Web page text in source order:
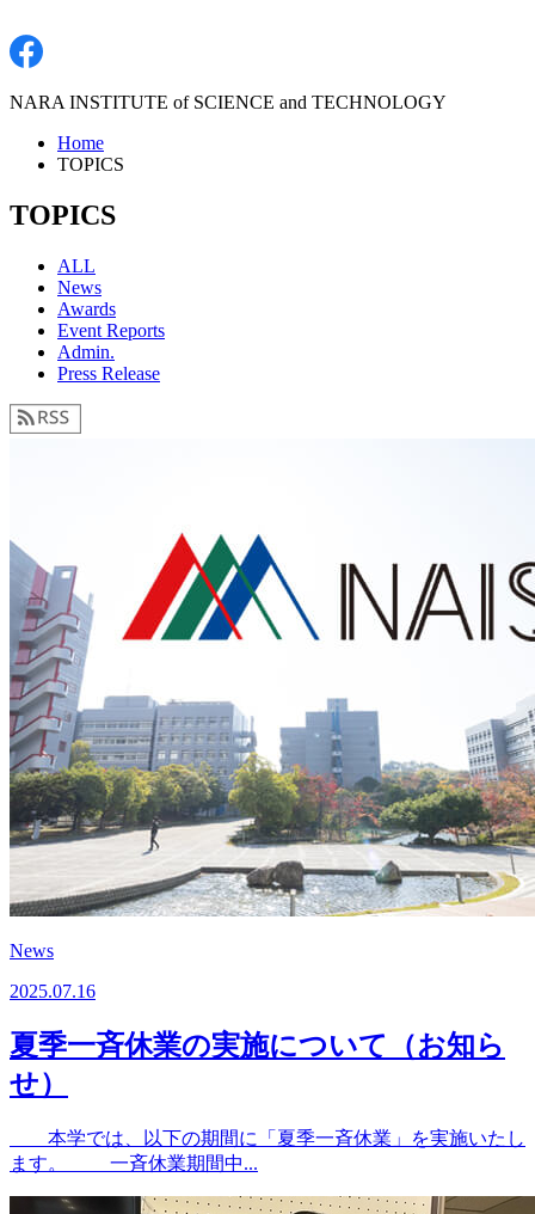
NARA INSTITUTE of SCIENCE and TECHNOLOGY
Home
TOPICS
TOPICS
ALL
News
Awards
Event Reports
Admin.
Press Release
News
2025.07.16
夏季一斉休業の実施について（お知ら
せ）
本学では、以下の期間に「夏季一斉休業」を実施いたし
ます。 一斉休業期間中...